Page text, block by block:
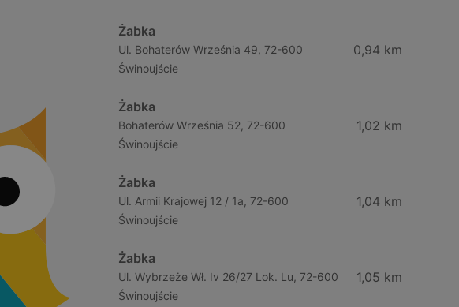
Żabka
Ul. Bohaterów Września 49, 72-600
Świnoujście
0,94 km
Żabka
Bohaterów Września 52, 72-600
Świnoujście
1,02 km
Żabka
Ul. Armii Krajowej 12 / 1a, 72-600
Świnoujście
1,04 km
Żabka
Ul. Wybrzeże Wł. Iv 26/27 Lok. Lu, 72-600
Świnoujście
1,05 km